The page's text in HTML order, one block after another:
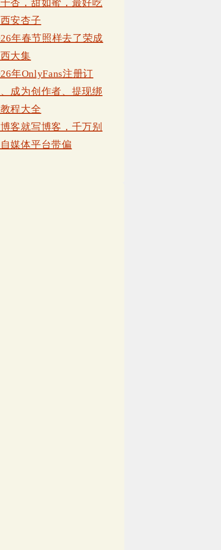
杏，甜如蜜，最好吃
安杏子
年春节照样去了荣成
大集
年OnlyFans注册订
成为创作者、提现绑
程大全
客就写博客，千万别
媒体平台带偏